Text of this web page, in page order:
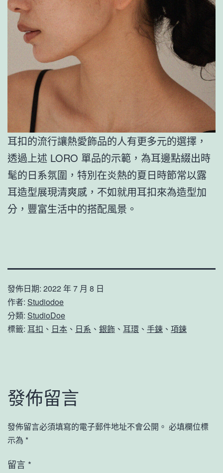
耳扣的流行讓熱愛飾品的人有更多元的選擇，
透過上述 LORO 單品的示範，為耳邊點綴出時
髦的日系氛圍，特別在炎熱的夏日時節常以露
耳造型展現清爽感，不如就用耳扣來為造型加
分，豐富生活中的搭配風景。
發佈日期: 2022 年 7 月 8 日
作者: Studiodoe
分類: StudioDoe
標籤: 耳扣 、 日本 、 日系 、 銀飾 、 耳環 、 手鍊 、 項鍊
發佈留言
發佈留言必須填寫的電子郵件地址不會公開。 必填欄位標
示為 *
留言 *